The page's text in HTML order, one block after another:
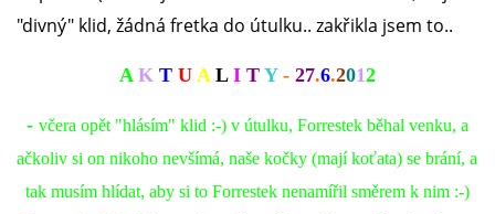
CESTOVÁNÍ S FRETKOU
KASTRACE
"divný" klid, žádná fretka do útulku.. zakřikla jsem to..
AK T U A L I T Y- 27.6.2012
- včera opět "hlásím" klid :-) v útulku, Forrestek běhal venku, a
ačkoliv si on nikoho nevšímá, naše kočky (mají koťata) se brání, a
tak musím hlídat, aby si to Forrestek nenamířil směrem k nim :-)